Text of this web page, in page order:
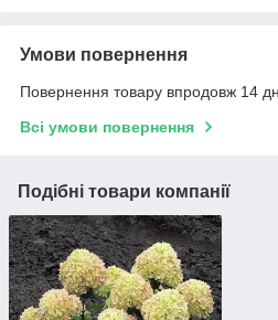
Умови повернення
Повернення товару впродовж 14
Всі умови повернення
Подібні товари компанії